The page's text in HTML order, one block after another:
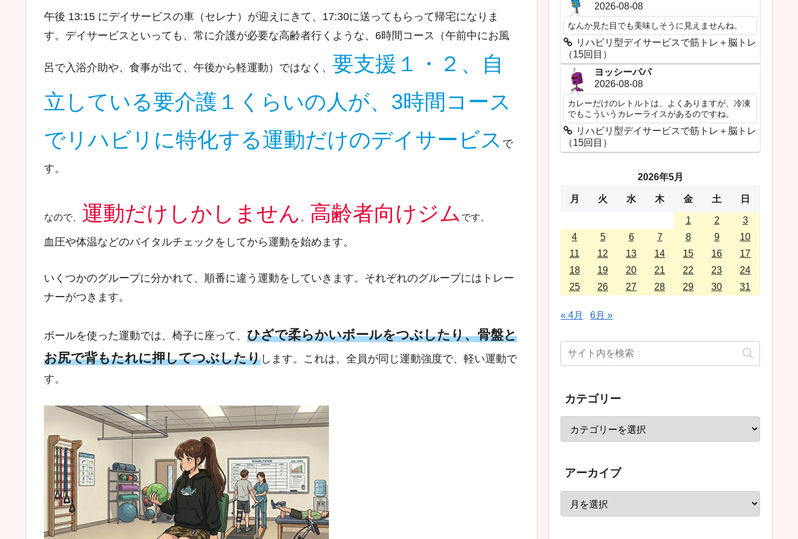
午後 13:15 にデイサービスの車（セレナ）が迎えにきて、17:30に送ってもらって帰宅になりま
す。デイサービスといっても、常に介護が必要な高齢者行くような、6時間コース（午前中にお風
呂で入浴介助や、食事が出て、午後から軽運動）ではなく、 要支援１・２、自
立している要介護１くらいの人が、3時間コース
でリハビリに特化する運動だけのデイサービス で
す。
なので、 運動だけしかしません 。 高齢者向けジム です。
血圧や体温などのバイタルチェックをしてから運動を始めます。
いくつかのグループに分かれて、順番に違う運動をしていきます。それぞれのグループにはトレー
ナーがつきます。
ボールを使った運動では、椅子に座って、 ひざで柔らかいボールをつぶしたり、骨盤と
お尻で背もたれに押してつぶしたり します。これは、全員が同じ運動強度で、軽い運動で
す。
2026-08-08
なんか見た目でも美味しそうに見えませんね。
リハビリ型デイサービスで筋トレ＋脳トレ
（15回目）
ヨッシーパパ
2026-08-08
カレーだけのレトルトは、よくありますが、冷凍
でもこういうカレーライスがあるのですね。
リハビリ型デイサービスで筋トレ＋脳トレ
（15回目）
2026年5月
月 火 水 木 金 土 日
1 2
3
4
5 6 7 8 9
10
11
12 13 14 15 16
17
18
19 20 21 22 23
24
25
26 27 28 29 30 31
« 4月 6月 »
カテゴリー
アーカイブ